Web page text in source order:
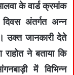
के वार्ड क्रमांक
अंतर्गत अन्न
उक्त जानकारी देते
राहोत ने बताया कि
में विभिन्न